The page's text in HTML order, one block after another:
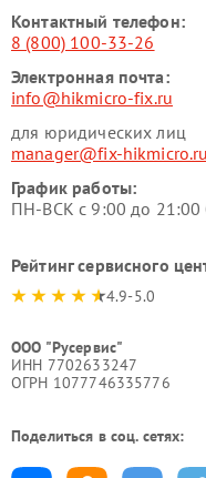
Контактный телефон:
8 (800) 100-33-26
Электронная почта:
info@hikmicro-fix.ru
для юридических лиц
manager@fix-hikmicro.ru
График работы:
ПН-ВСК с 9:00 до 21:00
Рейтинг сервисного
4.9-5.0
ООО "Русервис"
ИНН 7702633247
ОГРН 1077746335776
Поделиться в соц. сетях: